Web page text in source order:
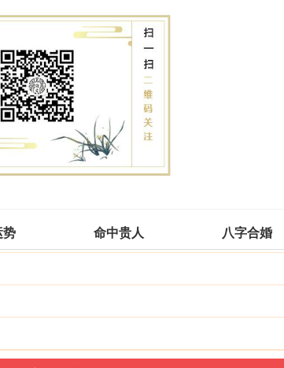
势 命中贵人 八字合婚